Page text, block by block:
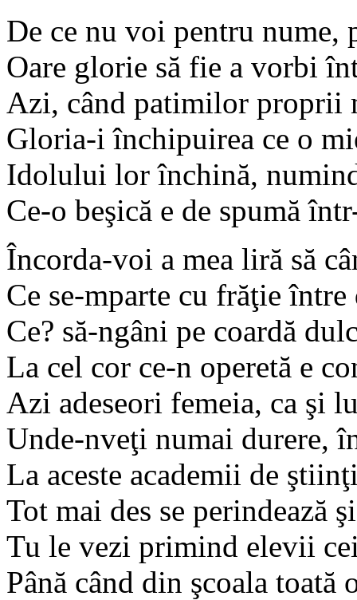
De ce nu voi pentru nume,
Oare glorie să fie a vorbi
Azi, când patimilor
Gloria-i închipuirea ce o
Idolului lor închină,
Ce-o beşică e de spumă
Încorda-voi a mea liră să
Ce se-mparte cu frăţie
Ce? să-ngâni pe coardă
La cel cor ce-n operetă e
Azi adeseori femeia, ca şi
Unde-nveţi numai durere,
La aceste academii de
Tot mai des se perindează
Tu le vezi primind elevii
Până când din şcoala toată